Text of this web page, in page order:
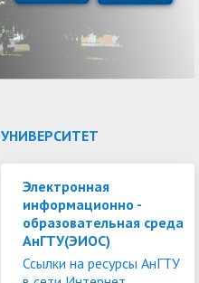
УНИВЕРСИТЕТ
Электронная
информационно -
образовательная среда
АнГТУ(ЭИОС)
Ссылки на ресурсы АнГТУ